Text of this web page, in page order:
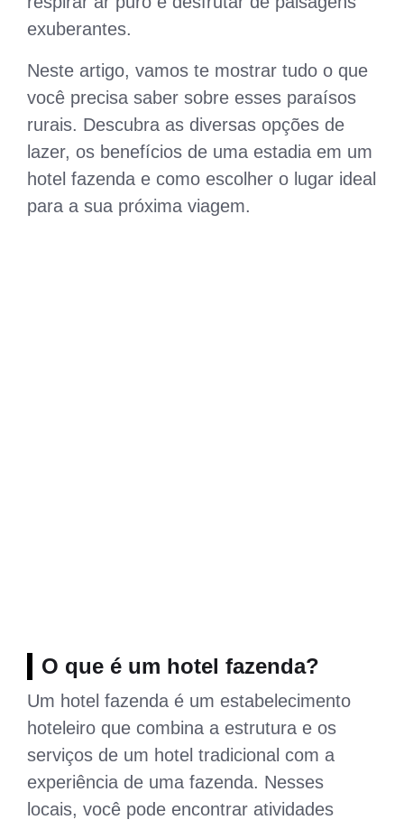
exuberantes.
Neste artigo, vamos te mostrar tudo o que
você precisa saber sobre esses paraísos
rurais. Descubra as diversas opções de
lazer, os benefícios de uma estadia em um
hotel fazenda e como escolher o lugar ideal
para a sua próxima viagem.
O que é um hotel fazenda?
Um hotel fazenda é um estabelecimento
hoteleiro que combina a estrutura e os
serviços de um hotel tradicional com a
experiência de uma fazenda. Nesses
locais, você pode encontrar atividades